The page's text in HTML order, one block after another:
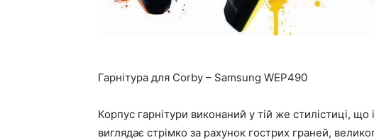
Гарнітура для Corby – Samsung WEP490
Корпус гарнітури виконаний у тій же стилістиці,
виглядає стрімко за рахунок гострих граней,